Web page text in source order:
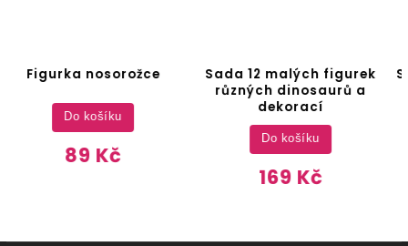
Sada 12 malých figurek
dekorací
Sada 14 malých figurek -
plazi a obojživelníci
149 Kč
Detail